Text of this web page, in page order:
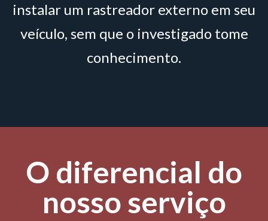
instalar um rastreador externo em seu
veículo, sem que o investigado tome
conhecimento.
O diferencial do
nosso serviço